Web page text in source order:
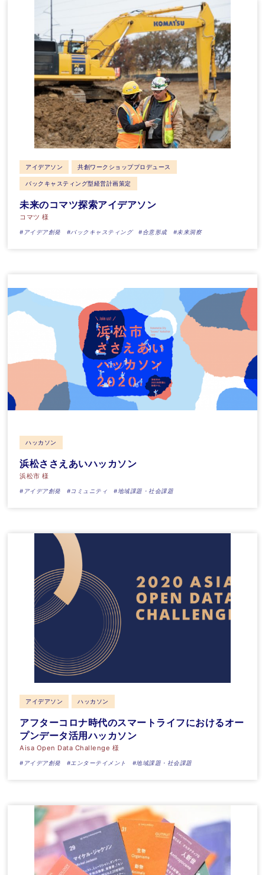
アイデアソン 共創ワークショッププロデュース
バックキャスティング型経営計画策定
未来のコマツ探索アイデアソン
コマツ 様
#アイデア創発 #バックキャスティング #合意形成 #未来洞察
ハッカソン
浜松ささえあいハッカソン
浜松市 様
#アイデア創発 #コミュニティ #地域課題・社会課題
アイデアソン ハッカソン
アフターコロナ時代のスマートライフにおけるオー
プンデータ活用ハッカソン
Aisa Open Data Challenge 様
#アイデア創発 #エンターテイメント #地域課題・社会課題